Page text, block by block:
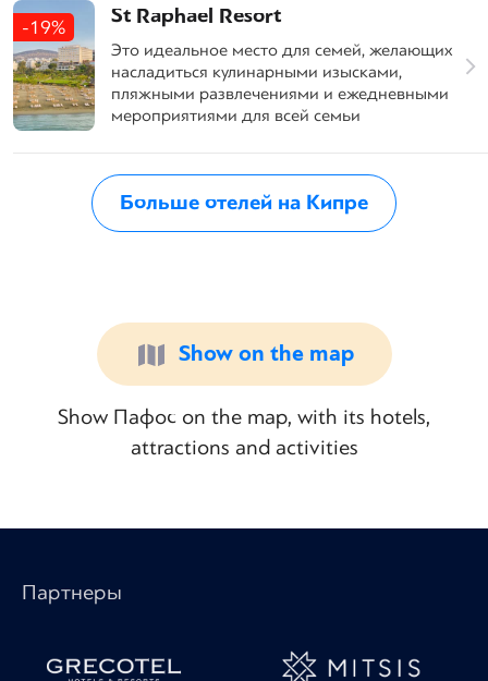
-19% St Raphael Resort
Это идеальное место для семей, желающих
насладиться кулинарными изысками,
пляжными развлечениями и ежедневными
мероприятиями для всей семьи
Больше отелей на Кипре
Show on the map
Show Пафос on the map, with its hotels,
attractions and activities
Партнеры